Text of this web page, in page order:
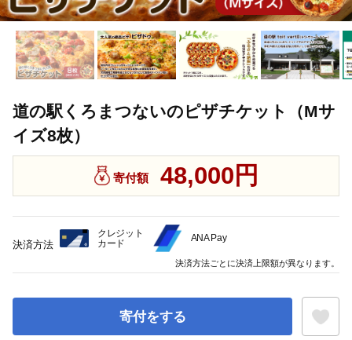
道の駅くろまつないのピザチケット（Mサ
イズ8枚）
寄付額 48,000円
寄付をする
決済方法
クレジット
カード
ANA Pay
決済方法ごとに決済上限額が異なります。